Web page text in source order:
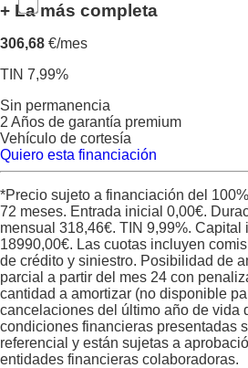
+ La más completa
306,68 €/mes
TIN 7,99%
Sin permanencia
2 Años de garantía premium
Vehículo de cortesía
Quiero esta financiación
*Precio sujeto a financiación del
72 meses. Entrada inicial 0,00€.
mensual 318,46€. TIN 9,99%. Capital
18990,00€. Las cuotas incluyen
de crédito y siniestro. Posibilidad de
parcial a partir del mes 24 con
cantidad a amortizar (no disponible
cancelaciones del último año de vida
condiciones financieras presentadas
referencial y están sujetas a
entidades financieras colaboradoras.